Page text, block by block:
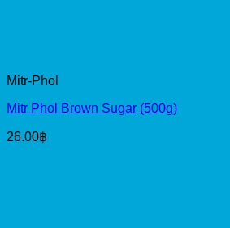
Mitr-Phol
Mitr Phol Brown Sugar (500g)
26.00฿